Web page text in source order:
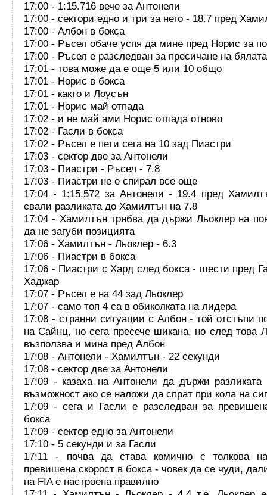
17:00 - 1:15.716 вече за Антонели
17:00 - сектори едно и три за него - 18.7 пред
17:00 - Албон в бокса
17:00 - Ръсел обаче успя да мине пред Норис за
17:00 - Ръсел е разследван за пресичане на
17:01 - това може да е още 5 или 10 общо
17:01 - Норис в бокса
17:01 - както и Лоусън
17:01 - Норис май отпада
17:02 - и не май ами Норис отпада отново
17:02 - Гасли в бокса
17:02 - Ръсел е пети сега на 10 зад Пиастри
17:03 - сектор две за Антонели
17:03 - Пиастри - Ръсел - 7.8
17:03 - Пиастри не е спирал все още
17:04 - 1:15.572 за Антонели - 19.4 пред
свали разликата до Хамилтън на 7.8
17:04 - Хамилтън трябва да държи Льоклер на
да не загуби позицията
17:06 - Хамилтън - Льоклер - 6.3
17:06 - Пиастри в бокса
17:06 - Пиастри с Хард след бокса - шести пред
Хаджар
17:07 - Ръсел е на 44 зад Льоклер
17:07 - само топ 4 са в обиколката на лидера
17:08 - странни ситуации с Албон - той отстъпи
на Сайнц, но сега пресече шикана, но след това
възползва и мина пред Албон
17:08 - Антонели - Хамилтън - 22 секунди
17:08 - сектор две за Антонели
17:09 - казаха на Антонели да държи
възможност ако се наложи да спрат при кола на
17:09 - сега и Гасли е разследван за
бокса
17:09 - сектор едно за Антонели
17:10 - 5 секунди и за Гасли
17:11 - почва да става комично с толкова
превишена скорост в бокса - човек да се чуди,
на FIA е настроена правилно